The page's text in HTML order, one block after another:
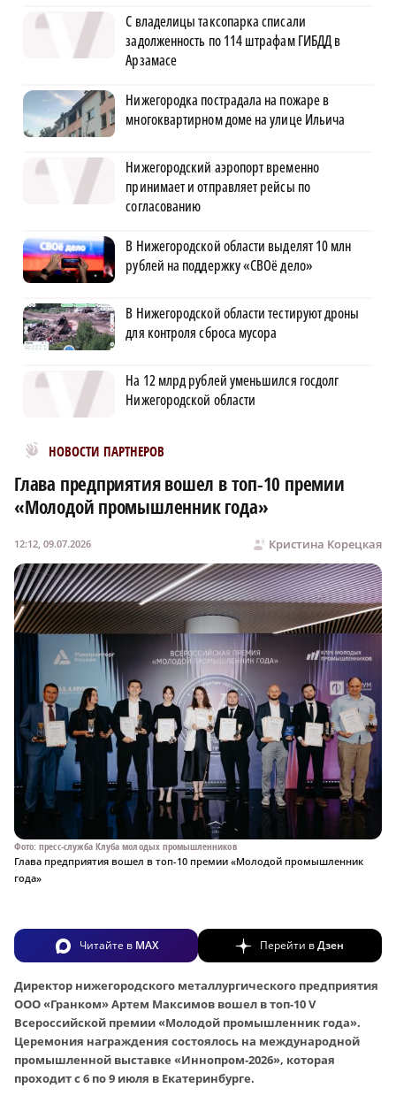
С владелицы таксопарка списали
задолженность по 114 штрафам ГИБДД в
Арзамасе
Нижегородка пострадала на пожаре в
многоквартирном доме на улице Ильича
Нижегородский аэропорт временно
принимает и отправляет рейсы по
согласованию
В Нижегородской области выделят 10 млн
рублей на поддержку «СВОё дело»
В Нижегородской области тестируют дроны
для контроля сброса мусора
На 12 млрд рублей уменьшился госдолг
Нижегородской области
НОВОСТИ ПАРТНЕРОВ
Новости МирТесен
Глава предприятия вошел в топ-10 премии
«Молодой промышленник года»
Кристина Корецкая
12:12, 09.07.2026
Фото: пресс-служба Клуба молодых промышленников
Глава предприятия вошел в топ-10 премии «Молодой промышленник
года»
Читайте в MAX Перейти вДзен
Директор нижегородского металлургического предприятия
ООО «Гранком» Артем Максимов вошел в топ-10 V
Всероссийской премии «Молодой промышленник года».
Церемония награждения состоялось на международной
промышленной выставке «Иннопром-2026», которая
проходит с 6 по 9 июля в Екатеринбурге.